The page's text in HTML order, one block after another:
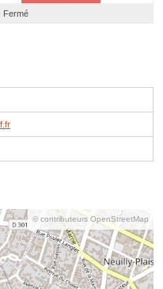
Fermé
© contributeurs OpenStreetMap